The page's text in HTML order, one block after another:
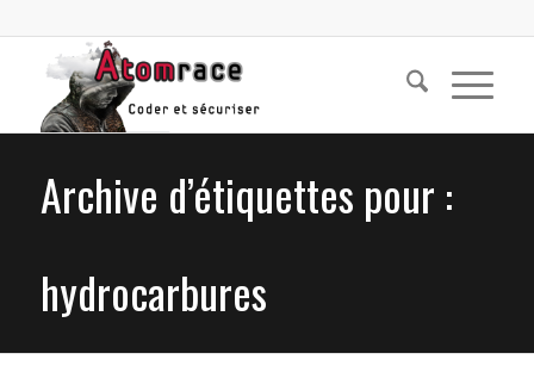
Archive d’étiquettes pour :
hydrocarbures